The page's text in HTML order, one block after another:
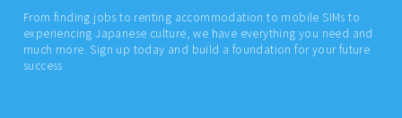
From finding jobs to renting accommodation to mobile SIMs to
experiencing Japanese culture, we have everything you need and
much more. Sign up today and build a foundation for your future
success.